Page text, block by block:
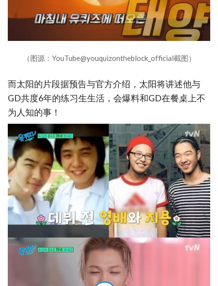
（图源：YouTube@youquizontheblock_official截图）
而太阳的片段据预告与官方介绍，太阳将讲述他与
GD共度6年的练习生生活，会爆料和GD在餐桌上不
为人知的事！